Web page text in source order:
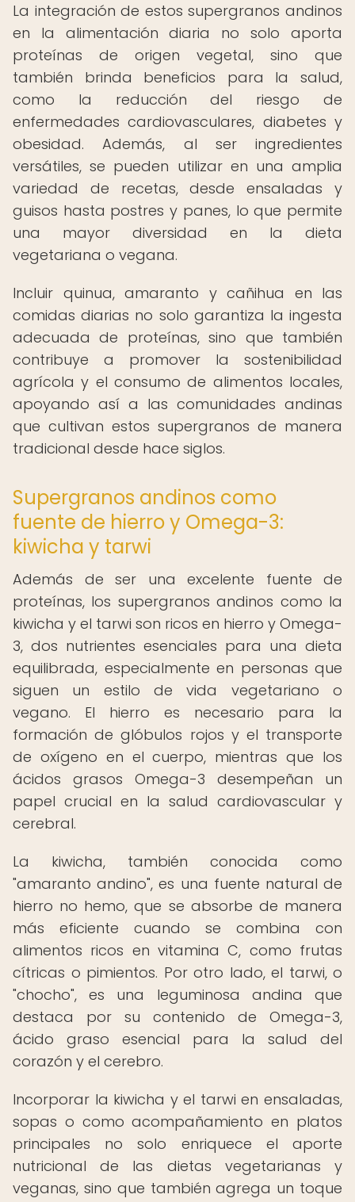
La integración de estos supergranos andinos
en la alimentación diaria no solo aporta
proteínas de origen vegetal, sino que
también brinda beneficios para la salud,
como la reducción del riesgo de
enfermedades cardiovasculares, diabetes y
obesidad. Además, al ser ingredientes
versátiles, se pueden utilizar en una amplia
variedad de recetas, desde ensaladas y
guisos hasta postres y panes, lo que permite
una mayor diversidad en la dieta
vegetariana o vegana.
Incluir quinua, amaranto y cañihua en las
comidas diarias no solo garantiza la ingesta
adecuada de proteínas, sino que también
contribuye a promover la sostenibilidad
agrícola y el consumo de alimentos locales,
apoyando así a las comunidades andinas
que cultivan estos supergranos de manera
tradicional desde hace siglos.
Supergranos andinos como
fuente de hierro y Omega-3:
kiwicha y tarwi
Además de ser una excelente fuente de
proteínas, los supergranos andinos como la
kiwicha y el tarwi son ricos en hierro y Omega-
3, dos nutrientes esenciales para una dieta
equilibrada, especialmente en personas que
siguen un estilo de vida vegetariano o
vegano. El hierro es necesario para la
formación de glóbulos rojos y el transporte
de oxígeno en el cuerpo, mientras que los
ácidos grasos Omega-3 desempeñan un
papel crucial en la salud cardiovascular y
cerebral.
La kiwicha, también conocida como
"amaranto andino", es una fuente natural de
hierro no hemo, que se absorbe de manera
más eficiente cuando se combina con
alimentos ricos en vitamina C, como frutas
cítricas o pimientos. Por otro lado, el tarwi, o
"chocho", es una leguminosa andina que
destaca por su contenido de Omega-3,
ácido graso esencial para la salud del
corazón y el cerebro.
Incorporar la kiwicha y el tarwi en ensaladas,
sopas o como acompañamiento en platos
principales no solo enriquece el aporte
nutricional de las dietas vegetarianas y
veganas, sino que también agrega un toque